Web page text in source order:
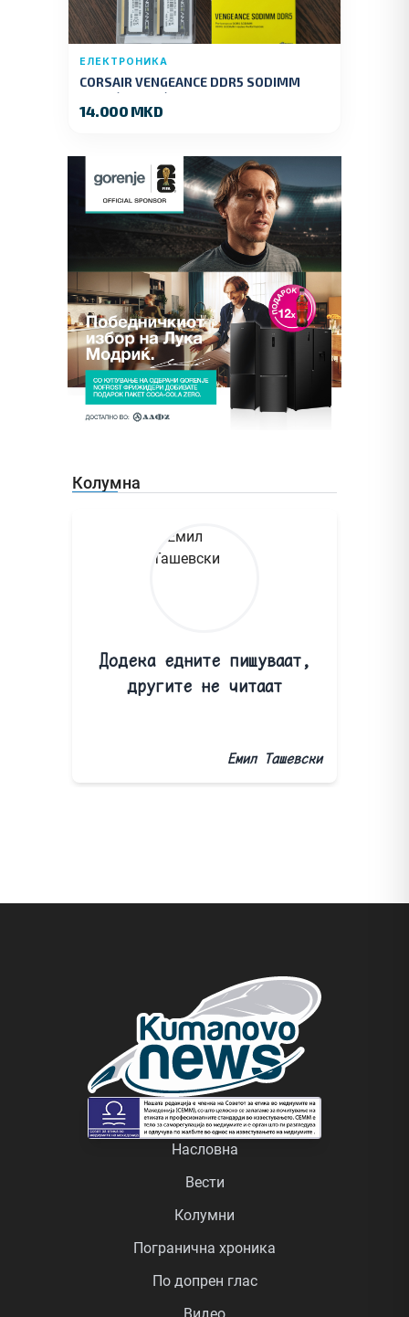
ЕЛЕКТРОНИКА
CORSAIR VENGEANCE DDR5 SODIMM
32GB (2x16GB) DDR5 4800MT/s
14.000 MKD
Колумна
Додека едните пишуваат,
другите не читаат
Емил Ташевски
Насловна
Вести
Колумни
Погранична хроника
По допрен глас